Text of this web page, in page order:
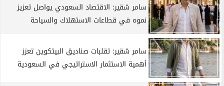
سامر شقير: الاقتصاد السعودي يواصل تعزيز
نموه في قطاعات الاستهلاك والسياحة
سامر شقير: تقلبات صناديق البيتكوين تعزز
أهمية الاستثمار الاستراتيجي في السعودية